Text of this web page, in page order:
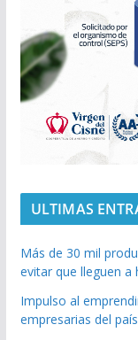
ULTIMAS
Más de 30 mil
evitar que lleguen a
Impulso al
empresarias del país